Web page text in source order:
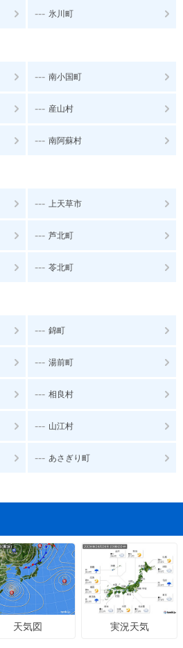
--- 氷川町
--- 南小国町
--- 産山村
--- 南阿蘇村
--- 上天草市
--- 芦北町
--- 苓北町
--- 錦町
--- 湯前町
--- 相良村
--- 山江村
--- あさぎり町
天気図 実況天気